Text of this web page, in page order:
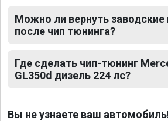
Можно ли вернуть заводские
после чип тюнинга?
Где сделать чип-тюнинг
GL350d дизель 224 лс?
Вы не узнаете ваш